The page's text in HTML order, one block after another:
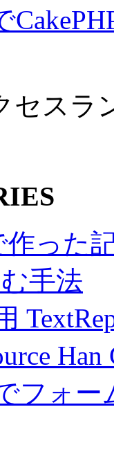
セスラ
作った
手法
フォ